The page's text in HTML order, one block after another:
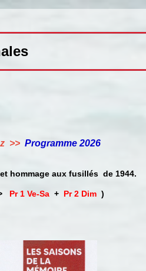
>> Programme 2026
hommage aux fusillés de 1944.
Pr 1 Ve-Sa+ Pr 2 Dim)